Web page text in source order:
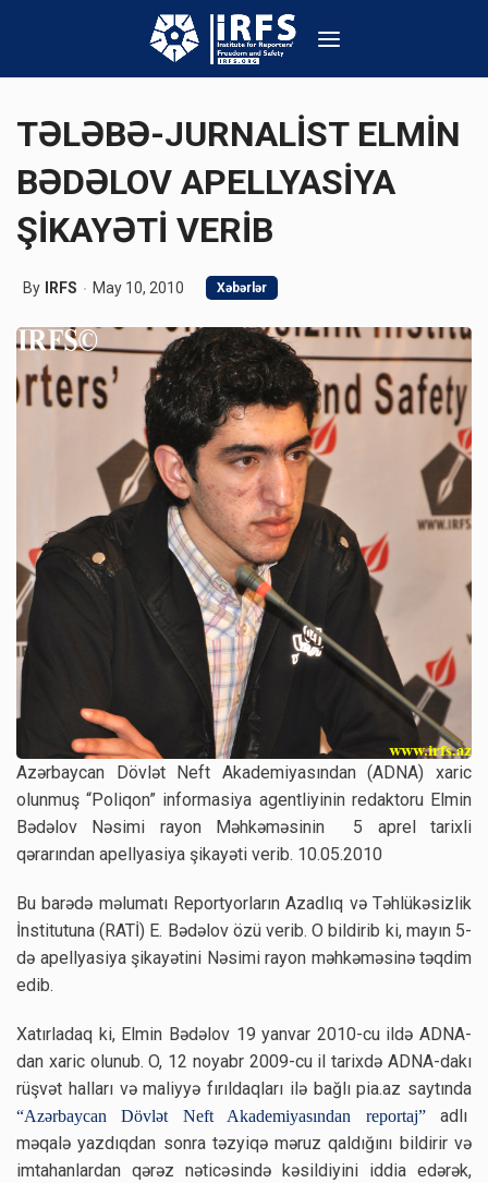
TƏLƏBƏ-JURNALİST ELMİN
BƏDƏLOV APELLYASİYA
ŞİKAYƏTİ VERİB
By IRFS May 10, 2010 Xəbərlər
Azərbaycan Dövlət Neft Akademiyasından (ADNA) xaric
olunmuş “Poliqon” informasiya agentliyinin redaktoru Elmin
Bədəlov Nəsimi rayon Məhkəməsinin 5 aprel tarixli
qərarından apellyasiya şikayəti verib. 10.05.2010
Bu barədə məlumatı Reportyorların Azadlıq və Təhlükəsizlik
İnstitutuna (RATİ) E. Bədəlov özü verib. O bildirib ki, mayın 5-
də apellyasiya şikayətini Nəsimi rayon məhkəməsinə təqdim
edib.
Xatırladaq ki, Elmin Bədəlov 19 yanvar 2010-cu ildə ADNA-
dan xaric olunub. O, 12 noyabr 2009-cu il tarixdə ADNA-dakı
rüşvət halları və maliyyə fırıldaqları ilə bağlı pia.az saytında
“Azərbaycan Dövlət Neft Akademiyasından reportaj”adlı
məqalə yazdıqdan sonra təzyiqə məruz qaldığını bildirir və
imtahanlardan qərəz nəticəsində kəsildiyini iddia edərək,